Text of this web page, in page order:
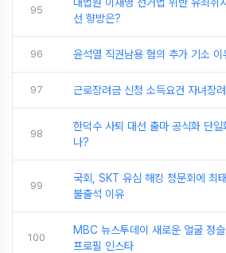
95
선 향방은?
96 윤석열 직권남용 혐의 추가 기소 이
97 근로장려금 신청 소득요건 자녀장
98
한덕수 사퇴 대선 출마 공식화 단
나?
99
국회, SKT 유심 해킹 청문회에 최
불출석 이유
100
MBC 뉴스투데이 새로운 얼굴 정
프로필 인스타